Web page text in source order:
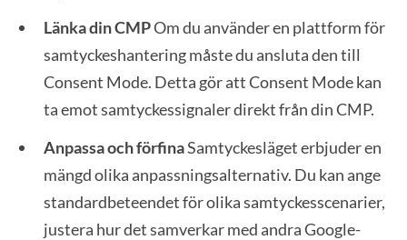
Länka din CMPOm du använder en plattform för
samtyckeshantering måste du ansluta den till
Consent Mode. Detta gör att Consent Mode kan
ta emot samtyckessignaler direkt från din CMP.
Anpassa och förfinaSamtyckesläget erbjuder en
mängd olika anpassningsalternativ. Du kan ange
standardbeteendet för olika samtyckesscenarier,
justera hur det samverkar med andra Google-